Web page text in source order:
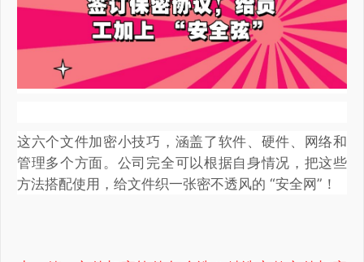
这六个文件加密小技巧，涵盖了软件、硬件、网络和
管理多个方面。公司完全可以根据自身情况，把这些
方法搭配使用，给文件织一张密不透风的 “安全网”！